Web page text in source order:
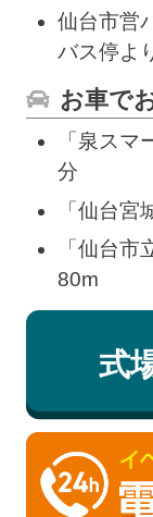
仙台市営
バス停よ
お車で
「泉ス
分
「仙台
「仙台
80m
式